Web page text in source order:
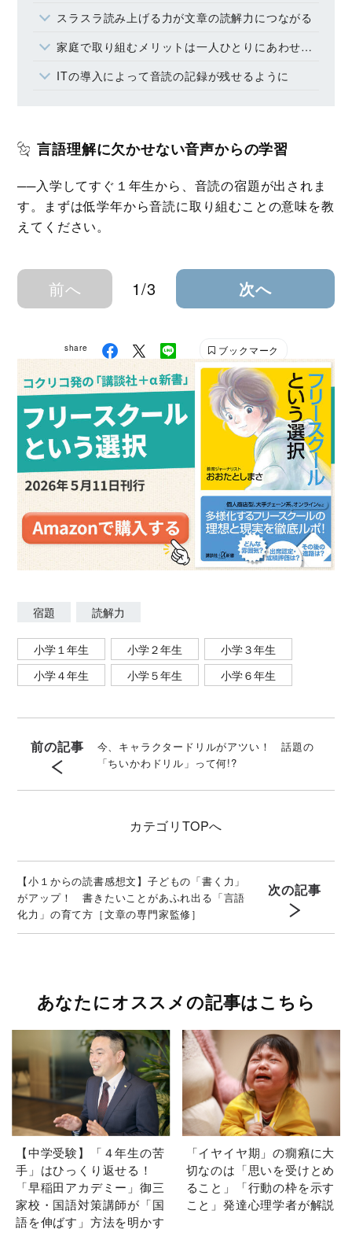
スラスラ読み上げる力が文章の読解力につながる
家庭で取り組むメリットは一人ひとりにあわせられること
ITの導入によって音読の記録が残せるように
言語理解に欠かせない音声からの学習
──入学してすぐ１年生から、音読の宿題が出されま
す。まずは低学年から音読に取り組むことの意味を教
えてください。
前へ 1/3 次へ
share ブックマーク
宿題 読解力
小学１年生 小学２年生
小学３年生
小学４年生
小学５年生 小学６年生
前の記事
今、キャラクタードリルがアツい！ 話題の
「ちいかわドリル」って何!?
カテゴリ TOPへ
【小１からの読書感想文】子どもの「書く力」
がアップ！ 書きたいことがあふれ出る「言語
化力」の育て方［文章の専門家監修］
次の記事
あなたにオススメの記事はこちら
【中学受験】「４年生の苦
手」はひっくり返せる！
「早稲田アカデミー」御三
家校・国語対策講師が「国
語を伸ばす」方法を明かす
「イヤイヤ期」の癇癪に大
切なのは「思いを受けとめ
ること」「行動の枠を示す
こと」発達心理学者が解説